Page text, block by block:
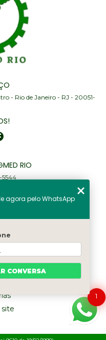
- Rio de Janeiro - RJ - 20051-
RIO
5544
site
1
agora pelo WhatsApp
CONVERSA